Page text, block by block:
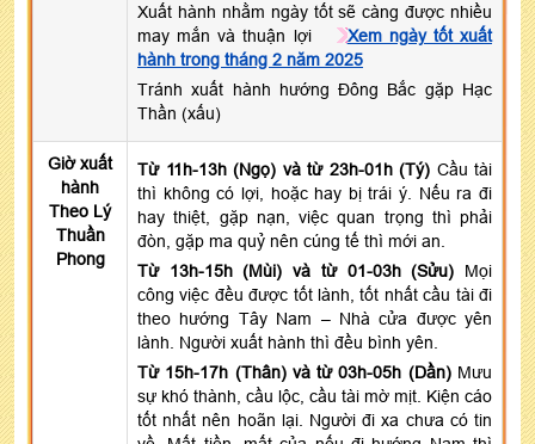
Xuất hành nhằm ngày tốt sẽ càng được nhiều
may mắn và thuận lợi
Xem ngày tốt xuất
hành trong tháng 2 năm 2025
Tránh xuất hành hướng Đông Bắc gặp Hạc
Thần (xấu)
Giờ xuất
hành
Theo Lý
Thuần
Phong
Từ 11h-13h (Ngọ) và từ 23h-01h (Tý) Cầu tài
thì không có lợi, hoặc hay bị trái ý. Nếu ra đi
hay thiệt, gặp nạn, việc quan trọng thì phải
đòn, gặp ma quỷ nên cúng tế thì mới an.
Từ 13h-15h (Mùi) và từ 01-03h (Sửu)
Mọi
công việc đều được tốt lành, tốt nhất cầu tài đi
theo hướng Tây Nam – Nhà cửa được yên
lành. Người xuất hành thì đều bình yên.
Từ 15h-17h (Thân) và từ 03h-05h (Dần) Mưu
sự khó thành, cầu lộc, cầu tài mờ mịt. Kiện cáo
tốt nhất nên hoãn lại. Người đi xa chưa có tin